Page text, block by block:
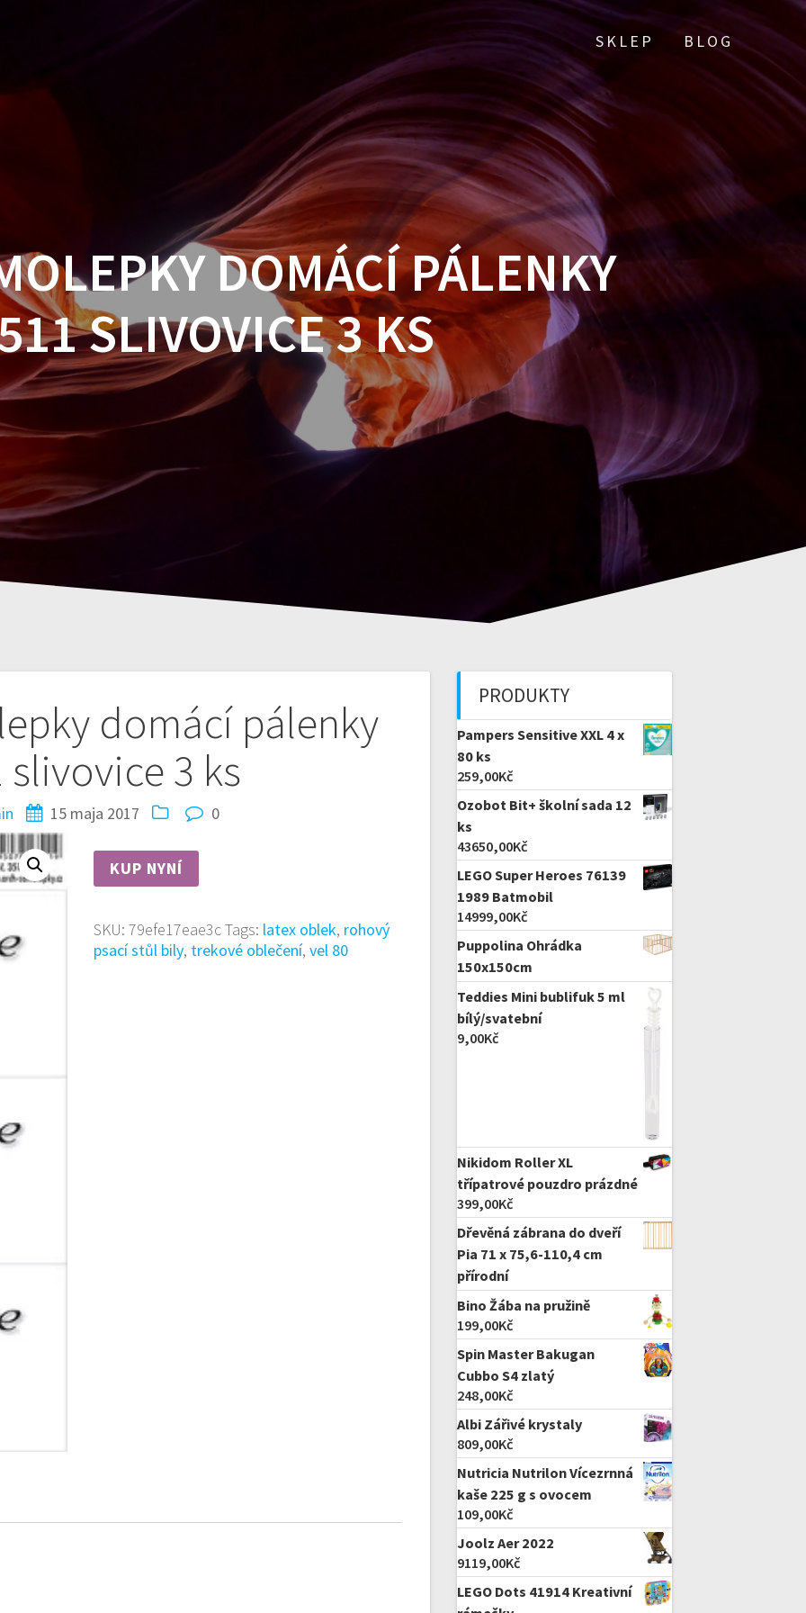
SKLEP BLOG
DOMÁCÍ PÁLENKY
SLIVOVICE 3 KS
domácí pálenky
slivovice 3 ks
15 maja 2017 0
KUP NYNÍ
SKU: 79efe17eae3cTags: latex oblek, rohový
psací stůl bily, trekové oblečení, vel 80
PRODUKTY
Pampers Sensitive XXL 4 x
80 ks
259,00Kč
Ozobot Bit+ školní sada 12
ks
43650,00Kč
LEGO Super Heroes 76139
1989 Batmobil
14999,00Kč
Puppolina Ohrádka
150x150cm
Teddies Mini bublifuk 5 ml
bílý/svatební
9,00Kč
Nikidom Roller XL
třípatrové pouzdro prázdné
399,00Kč
Dřevěná zábrana do dveří
Pia 71 x 75,6-110,4 cm
přírodní
Bino Žába na pružině
199,00Kč
Spin Master Bakugan
Cubbo S4 zlatý
248,00Kč
Albi Zářivé krystaly
809,00Kč
Nutricia Nutrilon Vícezrnná
kaše 225 g s ovocem
109,00Kč
Joolz Aer 2022
9119,00Kč
LEGO Dots 41914 Kreativní